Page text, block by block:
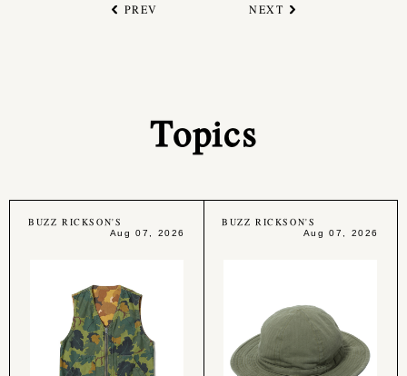
PREV NEXT
Topics
BUZZ RICKSON'S
Aug 07, 2026
BUZZ RICKSON'S
Aug 07, 2026